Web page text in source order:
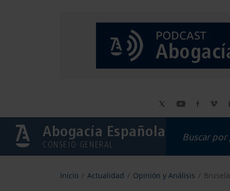
Abogacía Española
CONSEJO GENERAL
Inicio Actualidad Opinión y Análisis